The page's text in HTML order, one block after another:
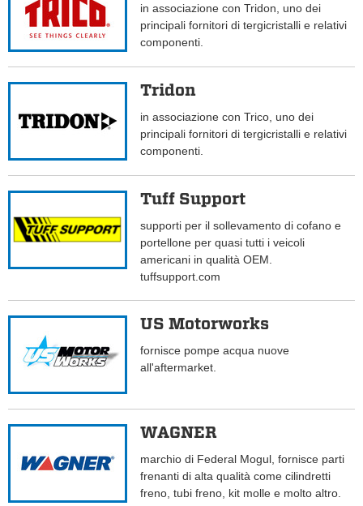
in associazione con Tridon, uno dei
principali fornitori di tergicristalli e relativi
componenti.
Tridon
in associazione con Trico, uno dei
principali fornitori di tergicristalli e relativi
componenti.
Tuff Support
supporti per il sollevamento di cofano e
portellone per quasi tutti i veicoli
americani in qualità OEM.
tuffsupport.com
US Motorworks
fornisce pompe acqua nuove
all'aftermarket.
WAGNER
marchio di Federal Mogul, fornisce parti
frenanti di alta qualità come cilindretti
freno, tubi freno, kit molle e molto altro.